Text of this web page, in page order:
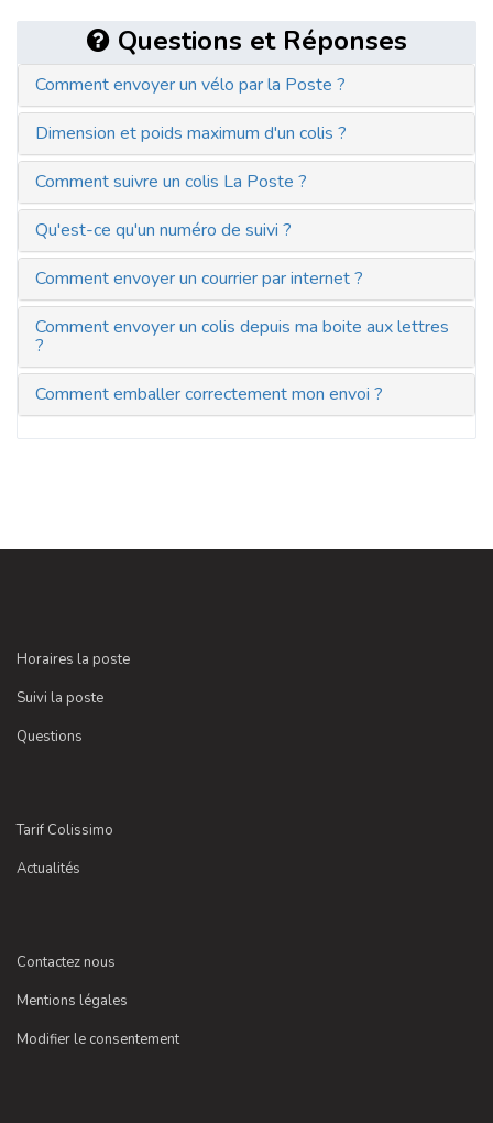
Questions et Réponses
Comment envoyer un vélo par la Poste ?
Dimension et poids maximum d'un colis ?
Comment suivre un colis La Poste ?
Qu'est-ce qu'un numéro de suivi ?
Comment envoyer un courrier par internet ?
Comment envoyer un colis depuis ma boite aux lettres
?
Comment emballer correctement mon envoi ?
Horaires la poste
Suivi la poste
Questions
Tarif Colissimo
Actualités
Contactez nous
Mentions légales
Modifier le consentement